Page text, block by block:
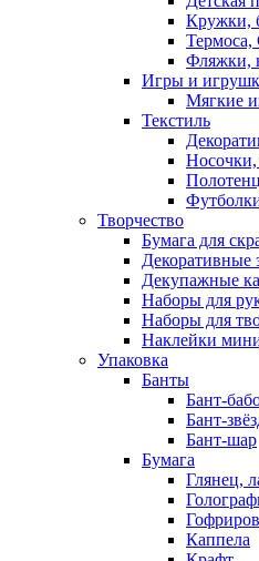
Кружки,
Фляжки,
Игры и
Мягкие
Текстиль
Носочки,
Творчество
Бумага для
Декоративные
Декупажные
Наборы для
Наборы для
Наклейки
Упаковка
Банты
Бант-
Бант-
Бант-шар
Бумага
Глянец,
Каппела